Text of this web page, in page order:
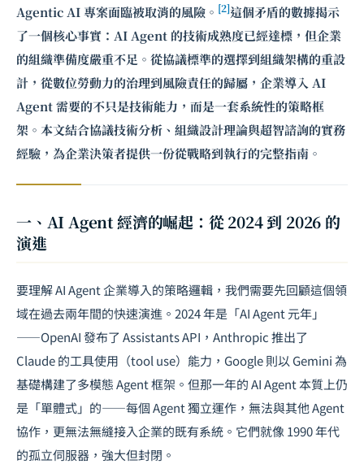
Agentic AI 專案面臨被取消的風險。 [2]這個矛盾的數據揭示
了一個核心事實：AI Agent 的技術成熟度已經達標，但企業
的組織準備度嚴重不足。從協議標準的選擇到組織架構的重設
計，從數位勞動力的治理到風險責任的歸屬，企業導入 AI
Agent 需要的不只是技術能力，而是一套系統性的策略框
架。本文結合協議技術分析、組織設計理論與超智諮詢的實務
經驗，為企業決策者提供一份從戰略到執行的完整指南。
一、AI Agent 經濟的崛起：從 2024 到 2026 的
演進
要理解 AI Agent 企業導入的策略邏輯，我們需要先回顧這個領
域在過去兩年間的快速演進。2024 年是「AI Agent 元年」
——OpenAI 發布了 Assistants API，Anthropic 推出了
Claude 的工具使用（tool use）能力，Google 則以 Gemini 為
基礎構建了多模態 Agent 框架。但那一年的 AI Agent 本質上仍
是「單體式」的——每個 Agent 獨立運作，無法與其他 Agent
協作，更無法無縫接入企業的既有系統。它們就像 1990 年代
的孤立伺服器，強大但封閉。